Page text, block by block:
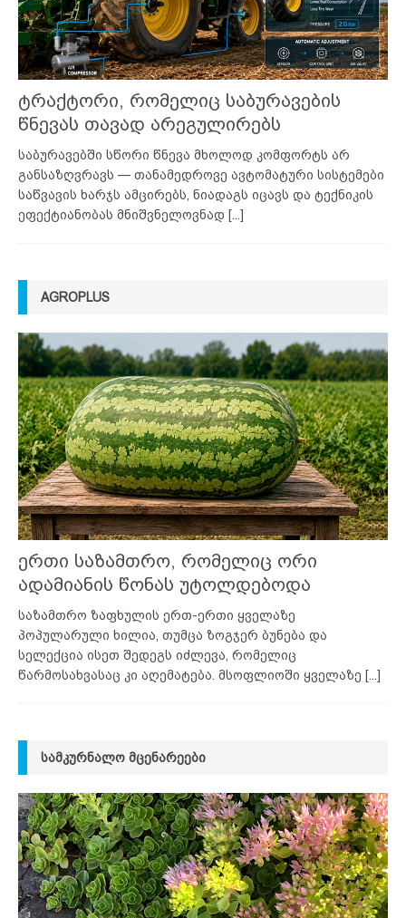
ტრაქტორი, რომელიც საბურავების
წნევას თავად არეგულირებს
საბურავებში სწორი წნევა მხოლოდ კომფორტს არ
განსაზღვრავს — თანამედროვე ავტომატური სისტემები
საწვავის ხარჯს ამცირებს, ნიადაგს იცავს და ტექნიკის
ეფექტიანობას მნიშვნელოვნად [...]
AGROPLUS
ერთი საზამთრო, რომელიც ორი
ადამიანის წონას უტოლდებოდა
საზამთრო ზაფხულის ერთ-ერთი ყველაზე
პოპულარული ხილია, თუმცა ზოგჯერ ბუნება და
სელექცია ისეთ შედეგს იძლევა, რომელიც
წარმოსახვასაც კი აღემატება. მსოფლიოში ყველაზე [...]
ᲡᲐᲛᲙᲣᲠᲜᲐᲚᲝ ᲛᲪᲔᲜᲐᲠᲔᲔᲑᲘ